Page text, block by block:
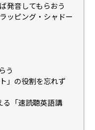
発音してもらおう
ッピング・シャドー
う
」の役割を忘れず
る「速読聴英語講